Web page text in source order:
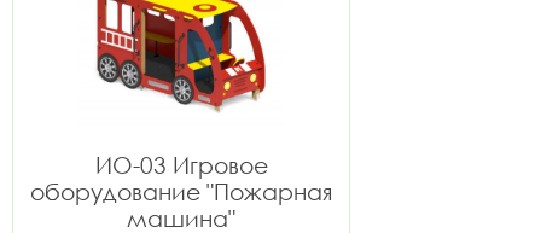
ИО-03 Игровое
оборудование "Пожарная
машина"